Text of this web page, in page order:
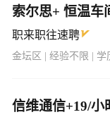
索尔思+ 恒温车
职来职往速聘
金坛区 | 经验不限 | 学
信维通信+19/小